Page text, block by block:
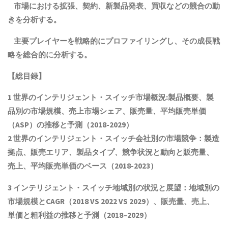
市場における拡張、契約、新製品発表、買収などの競合の動
きを分析する。
主要プレイヤーを戦略的にプロファイリングし、その成長戦
略を総合的に分析する。
【総目録】
1 世界のインテリジェント・スイッチ市場概況:製品概要、製
品別の市場規模、売上市場シェア、販売量、平均販売単価
（ASP）の推移と予測（2018-2029）
2 世界のインテリジェント・スイッチ会社別の市場競争：製造
拠点、販売エリア、製品タイプ、競争状況と動向と 販売量、
売上、平均販売単価のベース（2018-2023）
3 インテリジェント・スイッチ地域別の状況と展望：地域別の
市場規模とCAGR（2018 VS 2022 VS 2029）、販売量、売上、
単価と粗利益の推移と予測（2018–2029）